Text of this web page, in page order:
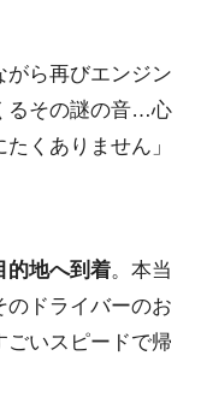
がら再びエンジン
るその謎の音…心
くありません」
的地へ到着。 本当
のドライバーのお
ごいスピードで帰